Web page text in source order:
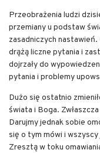
Przeobrażenia ludzi
przemiany u podstaw
zasadniczych
drążą liczne pytania i
dojrzały do
pytania i problemy
Dużo się ostatnio
świata i Boga.
Darujmy jednak sobie
się o tym mówi i
Zresztą w toku